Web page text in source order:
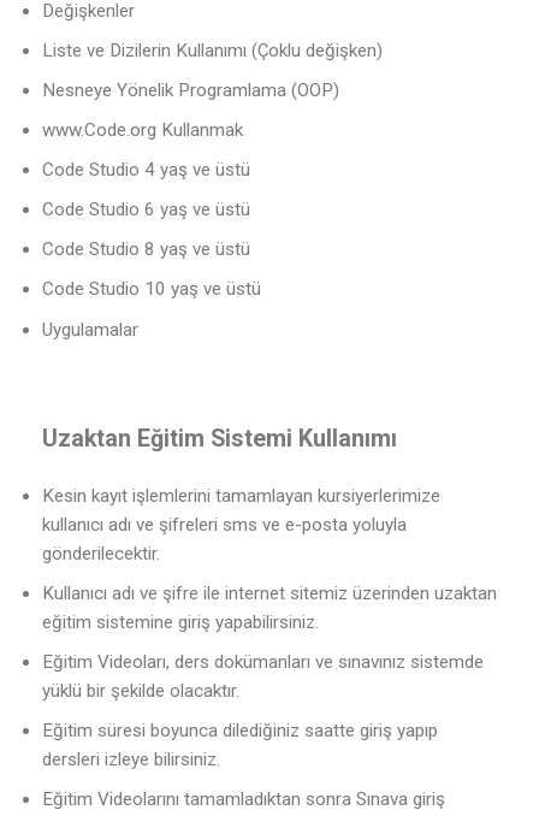
Değişkenler
Liste ve Dizilerin Kullanımı (Çoklu değişken)
Nesneye Yönelik Programlama (OOP)
www.Code.org Kullanmak
Code Studio 4 yaş ve üstü
Code Studio 6 yaş ve üstü
Code Studio 8 yaş ve üstü
Code Studio 10 yaş ve üstü
Uygulamalar
Uzaktan Eğitim Sistemi Kullanımı
Kesin kayıt işlemlerini tamamlayan kursiyerlerimize
kullanıcı adı ve şifreleri sms ve e-posta yoluyla
gönderilecektir.
Kullanıcı adı ve şifre ile internet sitemiz üzerinden uzaktan
eğitim sistemine giriş yapabilirsiniz.
Eğitim Videoları, ders dokümanları ve sınavınız sistemde
yüklü bir şekilde olacaktır.
Eğitim süresi boyunca dilediğiniz saatte giriş yapıp
dersleri izleye bilirsiniz.
Eğitim Videolarını tamamladıktan sonra Sınava giriş